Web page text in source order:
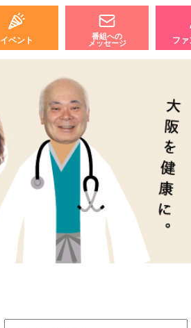
イベント
番組への
メッセージ
フ